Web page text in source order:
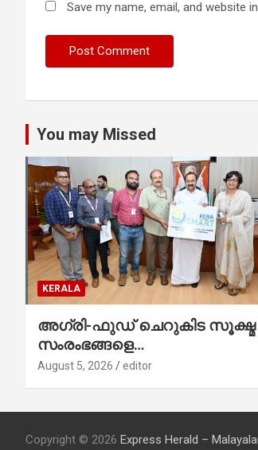
Save my name, email, and website
You may Missed
KERALA
അഗ്രി-ഫുഡ് ചെറുകിട സൂക്ഷ്മ
സംരംഭങ്ങളെ
ശക്തിപ്പെടുത്താന്‍ ‘സ്മാര്‍ട്ട്’
August 5, 2026 editor
Copyright © 2026 Express Herald –